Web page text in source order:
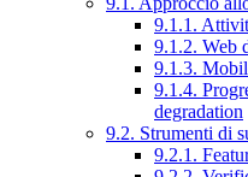
9.1.1.
9.1.2. Web
9.1.3.
9.1.4.
degradation
9.2. Strumenti di
9.2.1.